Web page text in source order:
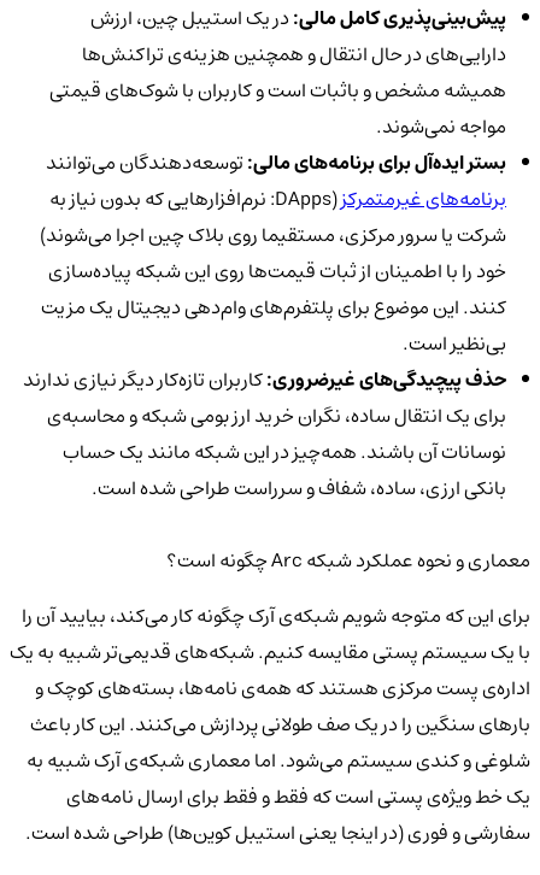
پیش‌بینی‌پذیری کامل مالی:در یک استیبل چین، ارزش
دارایی‌های در حال انتقال و همچنین هزینه‌ی تراکنش‌ها
همیشه مشخص و باثبات است و کاربران با شوک‌های قیمتی
مواجه نمی‌شوند.
بستر ایده‌آل برای برنامه‌های مالی:توسعه‌دهندگان می‌توانند
برنامه‌های غیرمتمرکز
(DApps: نرم‌افزارهایی که بدون نیاز به
شرکت یا سرور مرکزی، مستقیما روی بلاک چین اجرا می‌شوند)
خود را با اطمینان از ثبات قیمت‌ها روی این شبکه پیاده‌سازی
کنند. این موضوع برای پلتفرم‌های وام‌دهی دیجیتال یک مزیت
بی‌نظیر است.
حذف پیچیدگی‌های غیرضروری:کاربران تازه‌کار دیگر نیازی ندارند
برای یک انتقال ساده، نگران خرید ارز بومی شبکه و محاسبه‌ی
نوسانات آن باشند. همه‌چیز در این شبکه مانند یک حساب
بانکی ارزی، ساده، شفاف و سرراست طراحی شده است.
معماری و نحوه عملکرد شبکه Arc چگونه است؟
برای این که متوجه شویم شبکه‌ی آرک چگونه کار می‌کند، بیایید آن را
با یک سیستم پستی مقایسه کنیم. شبکه‌های قدیمی‌تر شبیه به یک
اداره‌ی پست مرکزی هستند که همه‌ی نامه‌ها، بسته‌های کوچک و
بارهای سنگین را در یک صف طولانی پردازش می‌کنند. این کار باعث
شلوغی و کندی سیستم می‌شود. اما معماری شبکه‌ی آرک شبیه به
یک خط ویژه‌ی پستی است که فقط و فقط برای ارسال نامه‌های
سفارشی و فوری (در اینجا یعنی استیبل کوین‌ها) طراحی شده است.